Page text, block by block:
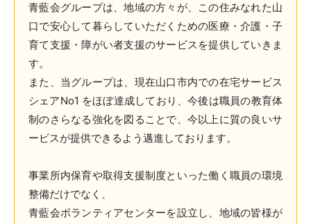
青藍会グループは、地域の方々が、この住みなれた山
口で安心して暮らしていただくための医療・介護・子
育て支援・障がい者支援のサービスを提供していきま
す。
また、当グループは、現在山口市内での在宅サービス
シェアNo1 をほぼ達成しており、今後は職員の教育体
制のさらなる強化を図ることで、今以上に質の良いサ
ービスが提供できるよう邁進しております。
事業所内保育や取得支援制度といった働く職員の環境
整備だけでなく、
青藍会ボランティアセンターを設立し、地域の皆様が